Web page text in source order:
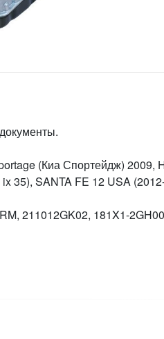
(Киа Спортейдж)
35), SANTA FE 12 USA
211012GK02, 181X1-